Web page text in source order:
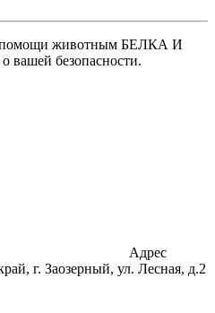
помощи животным БЕЛКА И
вашей безопасности.
Адрес
г. Заозерный, ул. Лесная, д.2